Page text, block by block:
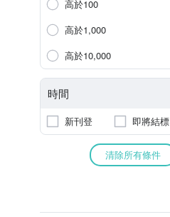
高於100
高於1,000
高於10,000
時間
新刊登 即將結標
清除所有條件